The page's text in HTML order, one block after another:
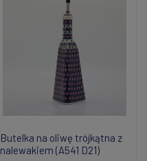
Butelka na oliwę trójkątna z
nalewakiem (A541 D21)